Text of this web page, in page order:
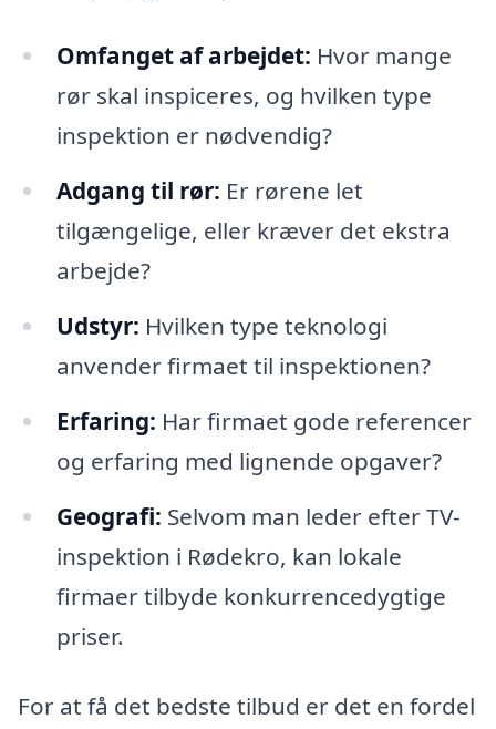
Omfanget af arbejdet: Hvor mange
rør skal inspiceres, og hvilken type
inspektion er nødvendig?
Adgang til rør: Er rørene let
tilgængelige, eller kræver det ekstra
arbejde?
Udstyr: Hvilken type teknologi
anvender firmaet til inspektionen?
Erfaring: Har firmaet gode referencer
og erfaring med lignende opgaver?
Geografi: Selvom man leder efter TV-
inspektion i Rødekro, kan lokale
firmaer tilbyde konkurrencedygtige
priser.
For at få det bedste tilbud er det en fordel